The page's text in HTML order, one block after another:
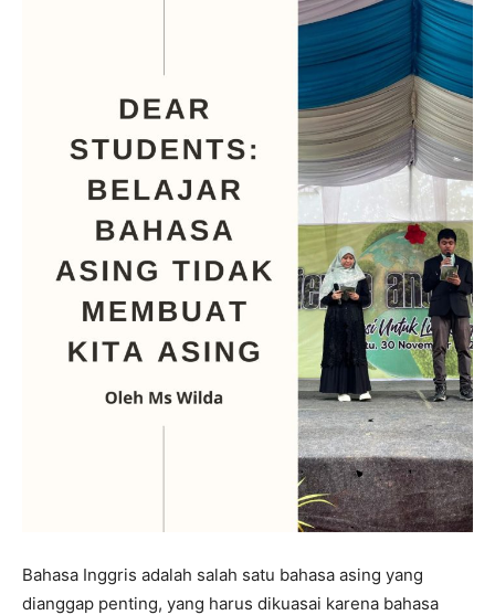
Bahasa Inggris adalah salah satu bahasa asing yang
dianggap penting, yang harus dikuasai karena bahasa